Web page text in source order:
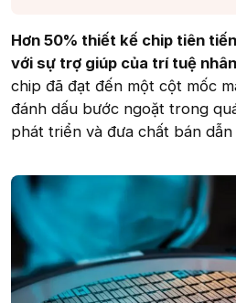
Hơn 50% thiết kế chip tiên
với sự trợ giúp của trí tuệ
chip đã đạt đến một cột mốc
đánh dấu bước ngoặt trong
phát triển và đưa chất bán